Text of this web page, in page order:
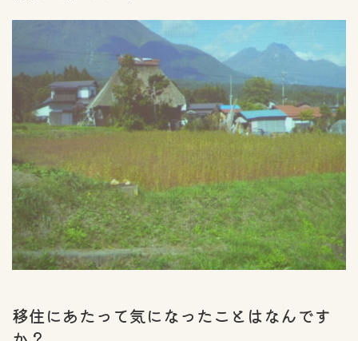
移住にあたって気になったことはなんです